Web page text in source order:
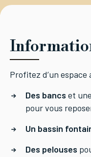
Profitez d’un espace
Des bancs et
pour vous
Un bassin
Des pelouses